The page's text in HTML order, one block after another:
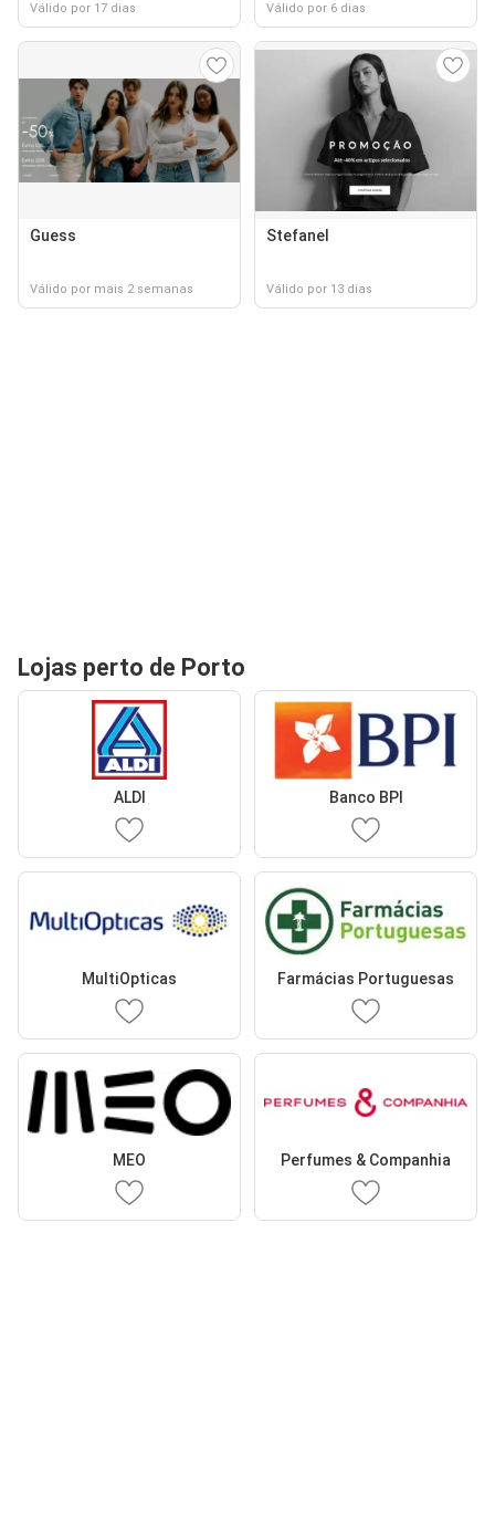
Válido por 17 dias Válido por 6 dias
Guess
Válido por mais 2 semanas
Stefanel
Válido por 13 dias
Lojas perto de Porto
ALDI Banco BPI
MultiOpticas Farmácias Portuguesas
MEO Perfumes & Companhia